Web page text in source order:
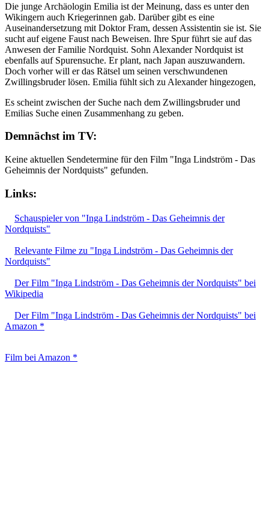
Die junge Archäologin Emilia ist der Meinung, dass es unter den
Wikingern auch Kriegerinnen gab. Darüber gibt es eine
Auseinandersetzung mit Doktor Fram, dessen Assistentin sie ist. Sie
sucht auf eigene Faust nach Beweisen. Ihre Spur führt sie auf das
Anwesen der Familie Nordquist. Sohn Alexander Nordquist ist
ebenfalls auf Spurensuche. Er plant, nach Japan auszuwandern.
Doch vorher will er das Rätsel um seinen verschwundenen
Zwillingsbruder lösen. Emilia fühlt sich zu Alexander hingezogen,
Es scheint zwischen der Suche nach dem Zwillingsbruder und
Emilias Suche einen Zusammenhang zu geben.
Demnächst im TV:
Keine aktuellen Sendetermine für den Film "Inga Lindström - Das
Geheimnis der Nordquists" gefunden.
Links:
Schauspieler von "Inga Lindström - Das Geheimnis der
Nordquists"
Relevante Filme zu "Inga Lindström - Das Geheimnis der
Nordquists"
Der Film "Inga Lindström - Das Geheimnis der Nordquists" bei
Wikipedia
Der Film "Inga Lindström - Das Geheimnis der Nordquists" bei
Amazon *
Film bei Amazon *